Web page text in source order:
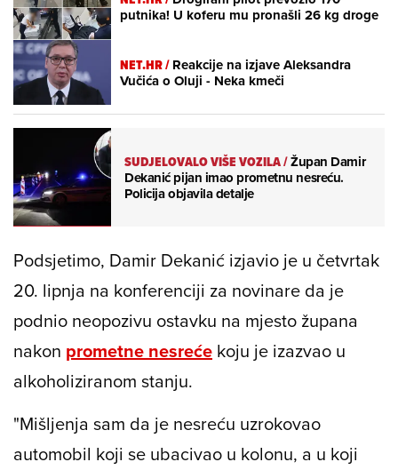
putnika! U koferu mu pronašli 26 kg droge
NET.HR /Reakcije na izjave Aleksandra
Vučića o Oluji - Neka kmeči
SUDJELOVALO VIŠE VOZILA/Župan Damir
Dekanić pijan imao prometnu nesreću.
Policija objavila detalje
Podsjetimo, Damir Dekanić izjavio je u četvrtak
20. lipnja na konferenciji za novinare da je
podnio neopozivu ostavku na mjesto župana
nakon prometne nesreće koju je izazvao u
alkoholiziranom stanju.
"Mišljenja sam da je nesreću uzrokovao
automobil koji se ubacivao u kolonu, a u koji